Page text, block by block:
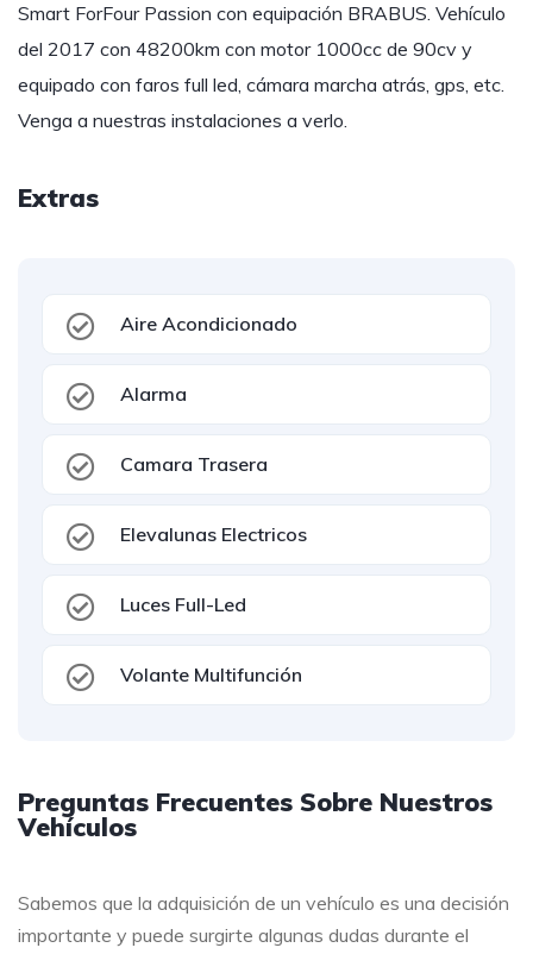
Smart ForFour Passion con equipación BRABUS. Vehículo
del 2017 con 48200km con motor 1000cc de 90cv y
equipado con faros full led, cámara marcha atrás, gps, etc.
Venga a nuestras instalaciones a verlo.
Extras
Aire Acondicionado
Alarma
Camara Trasera
Elevalunas Electricos
Luces Full-Led
Volante Multifunción
Preguntas Frecuentes Sobre Nuestros
Vehículos
Sabemos que la adquisición de un vehículo es una decisión
importante y puede surgirte algunas dudas durante el